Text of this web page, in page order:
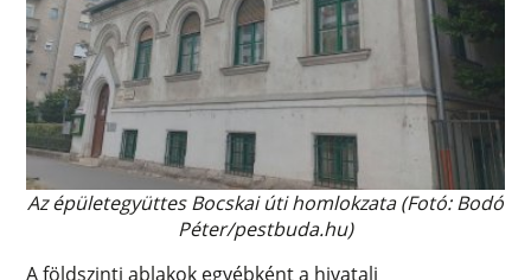
Az épületegyüttes Bocskai úti homlokzata (Fotó: Bodó
Péter/pestbuda.hu)
A földszinti ablakok egyébként a hivatali